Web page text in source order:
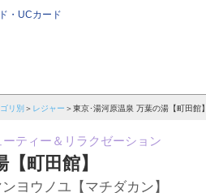
・UCカード
リ別 レジャー 東京･湯河原温泉 万葉の湯【町田館】
ーティー＆リラクゼーション
町田館】
ヨウノユ【マチダカン】